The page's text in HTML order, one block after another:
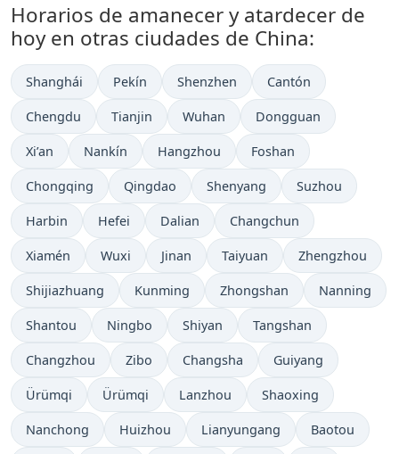
Horarios de amanecer y atardecer de
hoy en otras ciudades de China:
Shanghái Pekín Shenzhen Cantón
Chengdu Tianjin Wuhan Dongguan
Xi’an Nankín Hangzhou Foshan
Chongqing Qingdao Shenyang Suzhou
Harbin Hefei Dalian Changchun
Xiamén Wuxi Jinan Taiyuan Zhengzhou
Shijiazhuang Kunming Zhongshan Nanning
Shantou Ningbo Shiyan Tangshan
Changzhou Zibo Changsha Guiyang
Ürümqi Ürümqi Lanzhou Shaoxing
Nanchong Huizhou Lianyungang Baotou